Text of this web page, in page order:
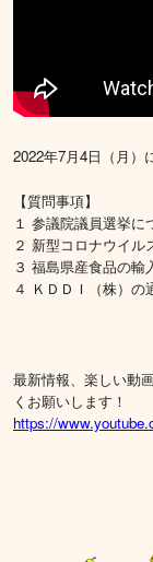
2022年7月4日（月）
【質問事項】
１ 参議院議員選挙に
２ 新型コロナウイル
３ 福島県産食品の輸
４ ＫＤＤＩ（株）の
最新情報、楽しい動
くお願いします！
https://